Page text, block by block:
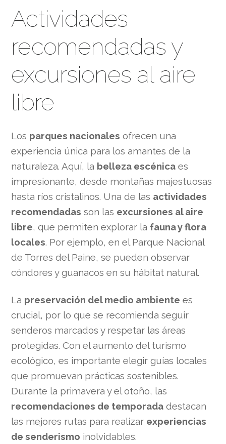
Actividades
recomendadas y
excursiones al aire
libre
Los parques nacionales ofrecen una
experiencia única para los amantes de la
naturaleza. Aquí, la belleza escénica es
impresionante, desde montañas majestuosas
hasta ríos cristalinos. Una de las actividades
recomendadas son las excursiones al aire
libre, que permiten explorar la fauna y flora
locales. Por ejemplo, en el Parque Nacional
de Torres del Paine, se pueden observar
cóndores y guanacos en su hábitat natural.
La preservación del medio ambiente es
crucial, por lo que se recomienda seguir
senderos marcados y respetar las áreas
protegidas. Con el aumento del turismo
ecológico, es importante elegir guías locales
que promuevan prácticas sostenibles.
Durante la primavera y el otoño, las
recomendaciones de temporada destacan
las mejores rutas para realizar experiencias
de senderismo inolvidables.